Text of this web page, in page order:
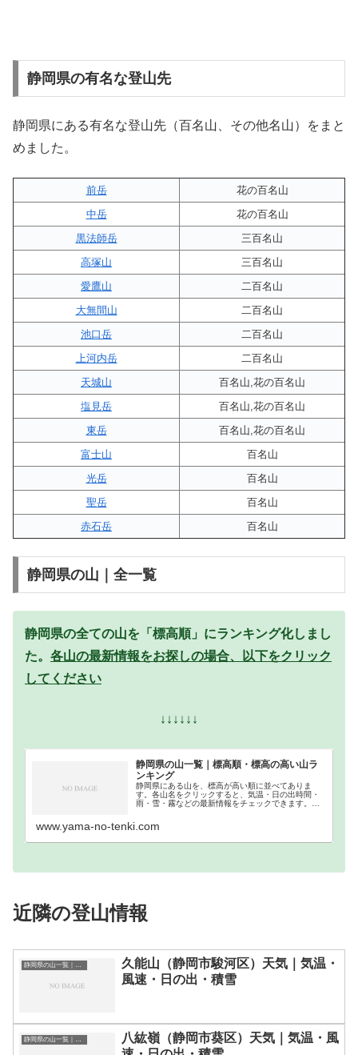
静岡県の有名な登山先
静岡県にある有名な登山先（百名山、その他名山）をまと
めました。
前岳
花の百名山
中岳
花の百名山
黒法師岳
三百名山
高塚山
三百名山
愛鷹山
二百名山
大無間山
二百名山
池口岳
二百名山
上河内岳
二百名山
天城山
百名山,花の百名山
塩見岳
百名山,花の百名山
東岳
百名山,花の百名山
富士山
百名山
光岳
百名山
聖岳
百名山
赤石岳
百名山
静岡県の山｜全一覧
静岡県の全ての山を「標高順」にランキング化しまし
た。 各山の最新情報をお探しの場合、以下をクリック
してください
↓↓↓↓↓↓
静岡県の山一覧｜標高順・標高の高い山ラ
ンキング
静岡県にある山を、標高が高い順に並べてありま
す。各山名をクリックすると、気温・日の出時間・
雨・雪・霧などの最新情報をチェックできます。静
www.yama-no-tenki.com
近隣の登山情報
静岡県の山一覧｜標高順・標高の高い山ランキング
久能山（静岡市駿河区）天気｜気温・
風速・日の出・積雪
静岡県の山一覧｜標高順・標高の高い山ランキング
八紘嶺（静岡市葵区）天気｜気温・風